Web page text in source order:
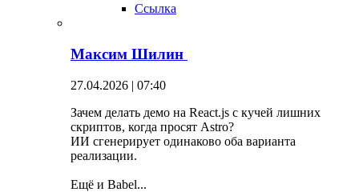
Ссылка
Максим Шилин
27.04.2026 | 07:40
Зачем делать демо на React.js с кучей лишних
скриптов, когда просят Astro?
ИИ сгенерирует одинаково оба варианта
реализации.
Ещё и Babel...